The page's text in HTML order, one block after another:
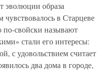
эволюции образа
в Старцеве
по-свойски называют
стали его интересы:
с удовольствием считает
два дома в городе,